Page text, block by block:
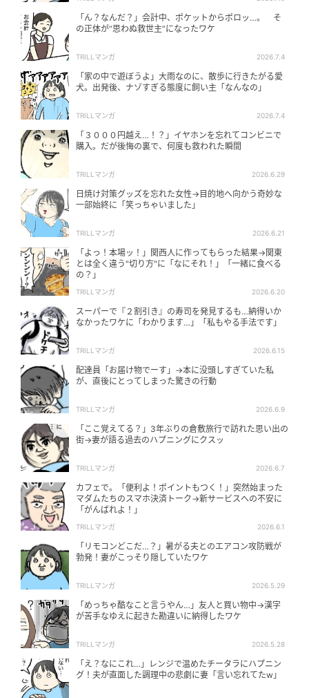
「ん？なんだ？」会計中、ポケットからポロッ…。 そ
の正体が“思わぬ救世主”になったワケ
TRILLマンガ 2026.7.4
「家の中で遊ぼうよ」大雨なのに、散歩に行きたがる愛
犬。出発後、ナゾすぎる態度に飼い主「なんなの」
TRILLマンガ 2026.7.4
「３０００円越え…！？」イヤホンを忘れてコンビニで
購入。だが後悔の裏で、何度も救われた瞬間
TRILLマンガ 2026.6.29
日焼け対策グッズを忘れた女性→目的地へ向かう奇妙な
一部始終に「笑っちゃいました」
TRILLマンガ 2026.6.21
「よっ！本場ッ！」関西人に作ってもらった結果→関東
とは全く違う"切り方"に「なにそれ！」「一緒に食べる
の？」
TRILLマンガ 2026.6.20
スーパーで『２割引き』の寿司を発見するも…納得いか
なかったワケに「わかります…」「私もやる手法です」
TRILLマンガ 2026.6.15
配達員「お届け物でーす」→本に没頭しすぎていた私
が、直後にとってしまった驚きの行動
TRILLマンガ 2026.6.9
「ここ覚えてる？」3年ぶりの倉敷旅行で訪れた思い出の
街→妻が語る過去のハプニングにクスッ
TRILLマンガ 2026.6.7
カフェで。「便利よ！ポイントもつく！」突然始まった
マダムたちのスマホ決済トーク→新サービスへの不安に
「がんばれよ！」
TRILLマンガ 2026.6.1
「リモコンどこだ…？」暑がる夫とのエアコン攻防戦が
勃発！妻がこっそり隠していたワケ
TRILLマンガ 2026.5.29
「めっちゃ酷なこと言うやん…」友人と買い物中→漢字
が苦手なゆえに起きた勘違いに納得したワケ
TRILLマンガ 2026.5.28
「え？なにこれ…」レンジで温めたチータラにハプニン
グ！夫が直面した調理中の悲劇に妻「言い忘れてたw」